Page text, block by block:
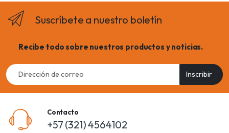
Suscríbete a nuestro boletín
Recibe todo sobre nuestros productos y noticias.
Email
address
Inscribir
Contacto
+57 (321) 4564102